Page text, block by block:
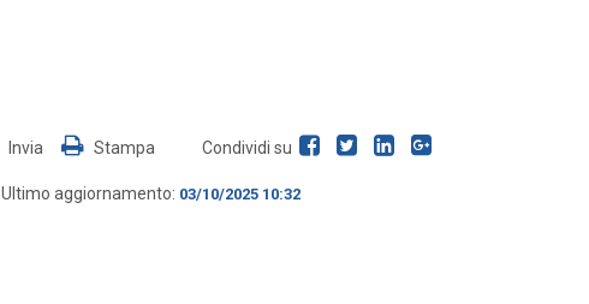
Invia Stampa Condividi su
Ultimo aggiornamento: 03/10/2025 10:32